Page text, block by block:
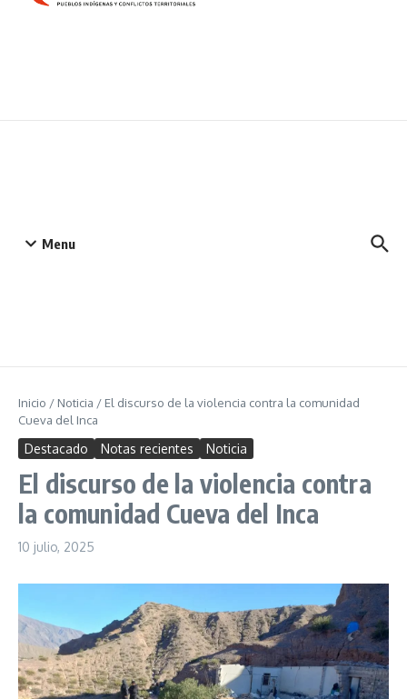
Menu
Inicio / Noticia / El discurso de la violencia contra la comunidad
Cueva del Inca
Destacado Notas recientes Noticia
El discurso de la violencia contra
la comunidad Cueva del Inca
10 julio, 2025